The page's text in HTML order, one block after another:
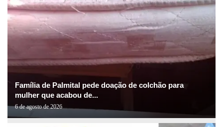
Família de Palmital pede doação de colchão para
mulher que acabou de...
6 de agosto de 2026